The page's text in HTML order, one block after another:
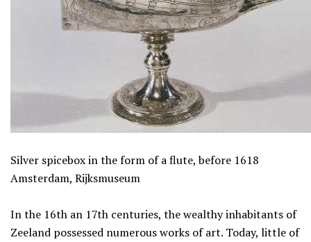
Silver spicebox in the form of a flute, before 1618
Amsterdam, Rijksmuseum
In the 16th an 17th centuries, the wealthy inhabitants of
Zeeland possessed numerous works of art. Today, little of